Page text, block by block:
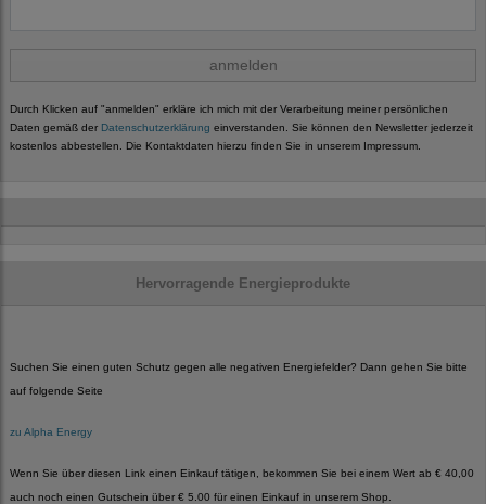
anmelden
Durch Klicken auf "anmelden" erkläre ich mich mit der Verarbeitung meiner persönlichen
Daten gemäß der Datenschutzerklärung einverstanden. Sie können den Newsletter jederzeit
kostenlos abbestellen. Die Kontaktdaten hierzu finden Sie in unserem Impressum.
Hervorragende Energieprodukte
Suchen Sie einen guten Schutz gegen alle negativen Energiefelder? Dann gehen Sie bitte
auf folgende Seite
zu Alpha Energy
Wenn Sie über diesen Link einen Einkauf tätigen, bekommen Sie bei einem Wert ab € 40,00
auch noch einen Gutschein über € 5.00 für einen Einkauf in unserem Shop.